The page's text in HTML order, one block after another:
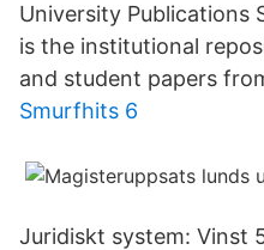
University Publications
is the institutional
and student papers
Smurfhits 6
Juridiskt system: Vinst